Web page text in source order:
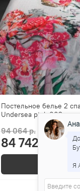
Постельное белье 2
Undersea pink 002
94 064 р.
84 742 р.
В
Я